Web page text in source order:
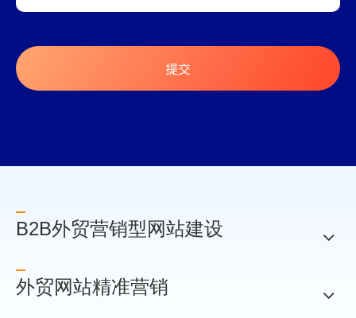
提交
B2B外贸营销型网站建设
外贸网站精准营销